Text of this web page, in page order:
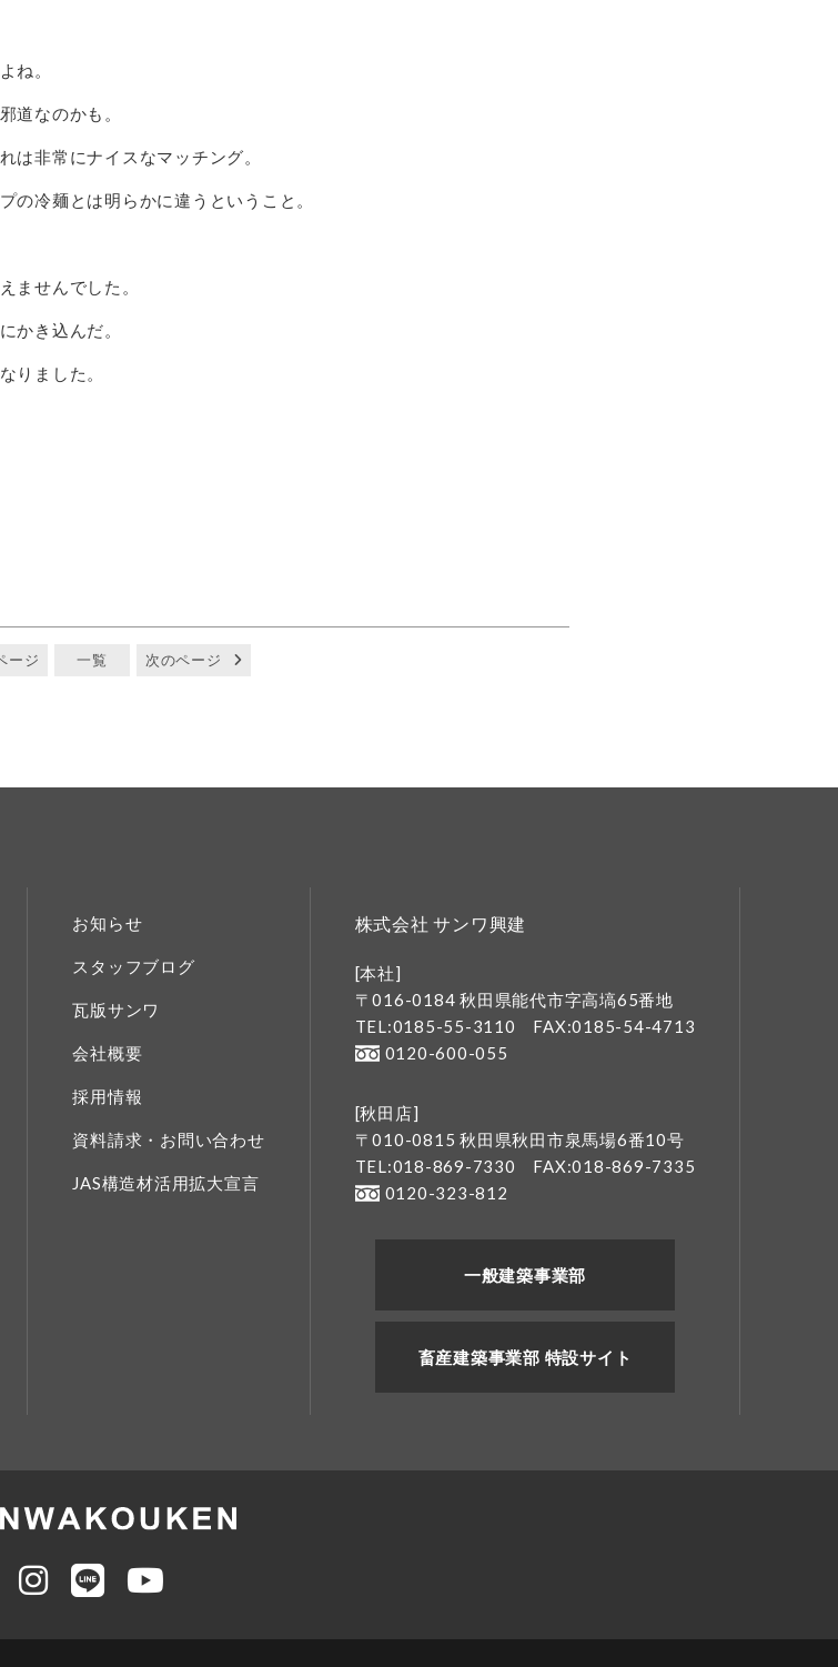
ね。
道なのかも。
は非常にナイスなマッチング。
の冷麺とは明らかに違うということ。
ませんでした。
かき込んだ。
りました。
ージ 一覧 次のページ
お知らせ
スタッフブログ
瓦版サンワ
会社概要
採用情報
資料請求・お問い合わせ
JAS構造材活用拡大宣言
株式会社 サンワ興建
[本社]
〒016-0184 秋田県能代市字高塙65番地
TEL:0185-55-3110
FAX:0185-54-4713
0120-600-055
[秋田店]
〒010-0815 秋田県秋田市泉馬場6番10号
TEL:018-869-7330
FAX:018-869-7335
0120-323-812
一般建築事業部
畜産建築事業部 特設サイト